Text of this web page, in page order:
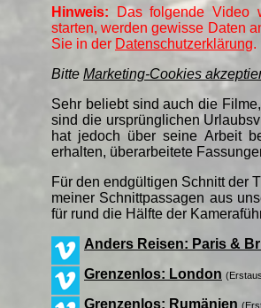
Hinweis: Das folgende Video
starten, werden gewisse Daten
Sie in der Datenschutzerklärung.
Bitte Marketing-Cookies
Sehr beliebt sind auch die
sind die ursprünglichen
hat jedoch über seine Arbeit
erhalten, überarbeitete
Für den endgültigen Schnitt der
meiner Schnittpassagen aus
für rund die Hälfte der
Anders Reisen: Paris &
Grenzenlos: London
Grenzenlos: Rumänien